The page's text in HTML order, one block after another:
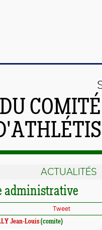
DU
ACTUALITÉS
administrative
Tweet
Jean-Louis(comite)